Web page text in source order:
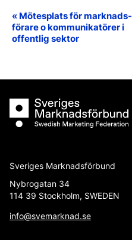
Event
Navigation
« Mötesplats för marknads-
förare o kommunikatörer i
offentlig sektor
Sveriges Marknadsförbund
Sveriges Marknadsförbund
Nybrogatan 34
114 39 Stockholm, SWEDEN
info@svemarknad.se